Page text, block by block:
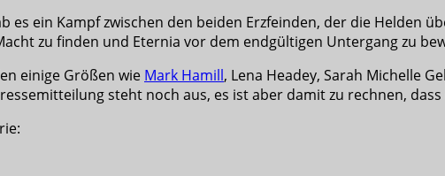
es ein Kampf zwischen den beiden Erzfeinden, der die Helden
zu finden und Eternia vor dem endgültigen Untergang zu
einige Größen wie Mark Hamill, Lena Headey, Sarah Michelle
steht noch aus, es ist aber damit zu rechnen,